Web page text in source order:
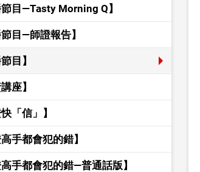
節目—Tasty Morning Q】
節目—師證報告】
目】
座】
快「信」】
高手都會犯的錯】
高手都會犯的錯—普通話版】